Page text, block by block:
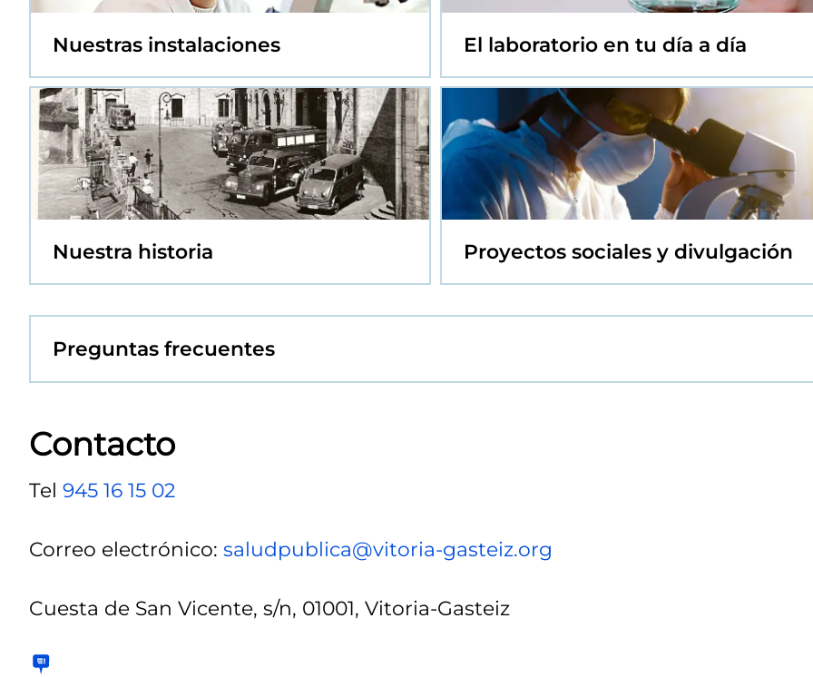
Nuestras instalaciones El laboratorio en tu día a día
Nuestra historia Proyectos sociales y divulgación
Preguntas frecuentes
Contacto
Tel 945 16 15 02
Correo electrónico: saludpublica@vitoria-gasteiz.org
Cuesta de San Vicente, s/n, 01001, Vitoria-Gasteiz